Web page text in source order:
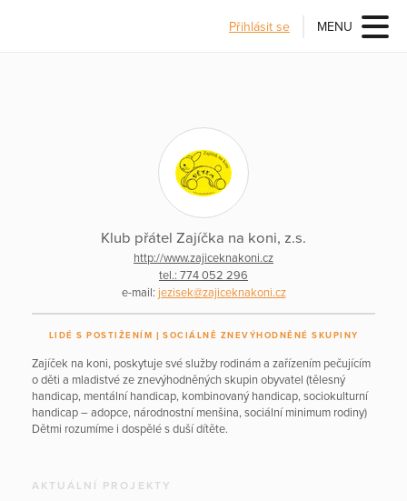
Přihlásit se MENU
Klub přátel Zajíčka na koni, z.s.
http://www.zajiceknakoni.cz
tel.: 774 052 296
e-mail: jezisek@zajiceknakoni.cz
LIDÉ S POSTIŽENÍM SOCIÁLNĚ ZNEVÝHODNĚNÉ SKUPINY
Zajíček na koni, poskytuje své služby rodinám a zařízením pečujícím
o děti a mladistvé ze znevýhodněných skupin obyvatel (tělesný
handicap, mentální handicap, kombinovaný handicap, sociokulturní
handicap – adopce, národnostní menšina, sociální minimum rodiny)
Dětmi rozumíme i dospělé s duší dítěte.
AKTUÁLNÍ PROJEKTY